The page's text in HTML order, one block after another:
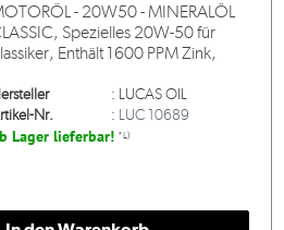
- 20W50 - MINERALÖL
Spezielles 20W-50 für
Enthält 1600 PPM Zink,
: LUCAS OIL
Nr.
: LUC 10689
Lager lieferbar! *L)